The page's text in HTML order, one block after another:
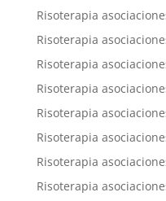
Risoterapia
Risoterapia
Risoterapia
Risoterapia
Risoterapia
Risoterapia
Risoterapia
Risoterapia